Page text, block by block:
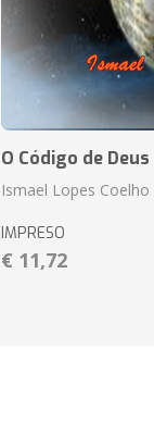
O Código de Deus
Ismael Lopes Coelho
IMPRESO
€ 11,72